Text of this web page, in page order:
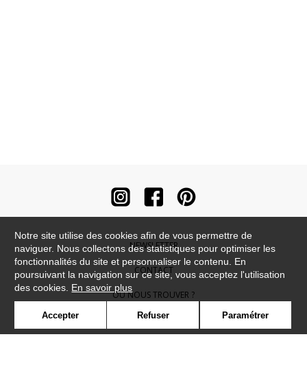
NEWSLETTER
CONTACT
OÙ NOUS TROUVER ?
CONTRACT
Notre site utilise des cookies afin de vous permettre de
naviguer. Nous collectons des statistiques pour optimiser les
fonctionnalités du site et personnaliser le contenu. En
poursuivant la navigation sur ce site, vous acceptez l'utilisation
des cookies. En savoir plus
Accepter Refuser Paramétrer